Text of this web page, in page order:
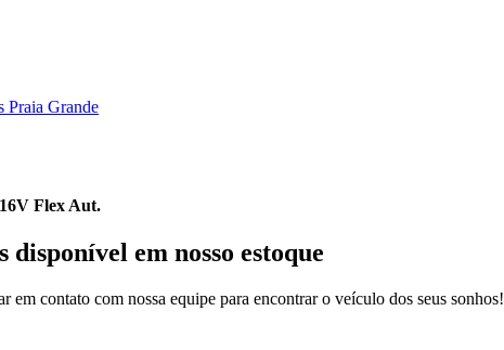
Praia Grande
Flex Aut.
disponível em nosso estoque
em contato com nossa equipe para encontrar o veículo dos seus sonhos!